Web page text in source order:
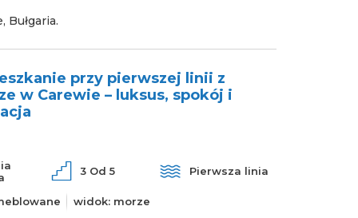
Bułgaria.
przy pierwszej linii z
w Carewie – luksus, spokój i
3 Od 5 Pierwsza linia
widok: morze